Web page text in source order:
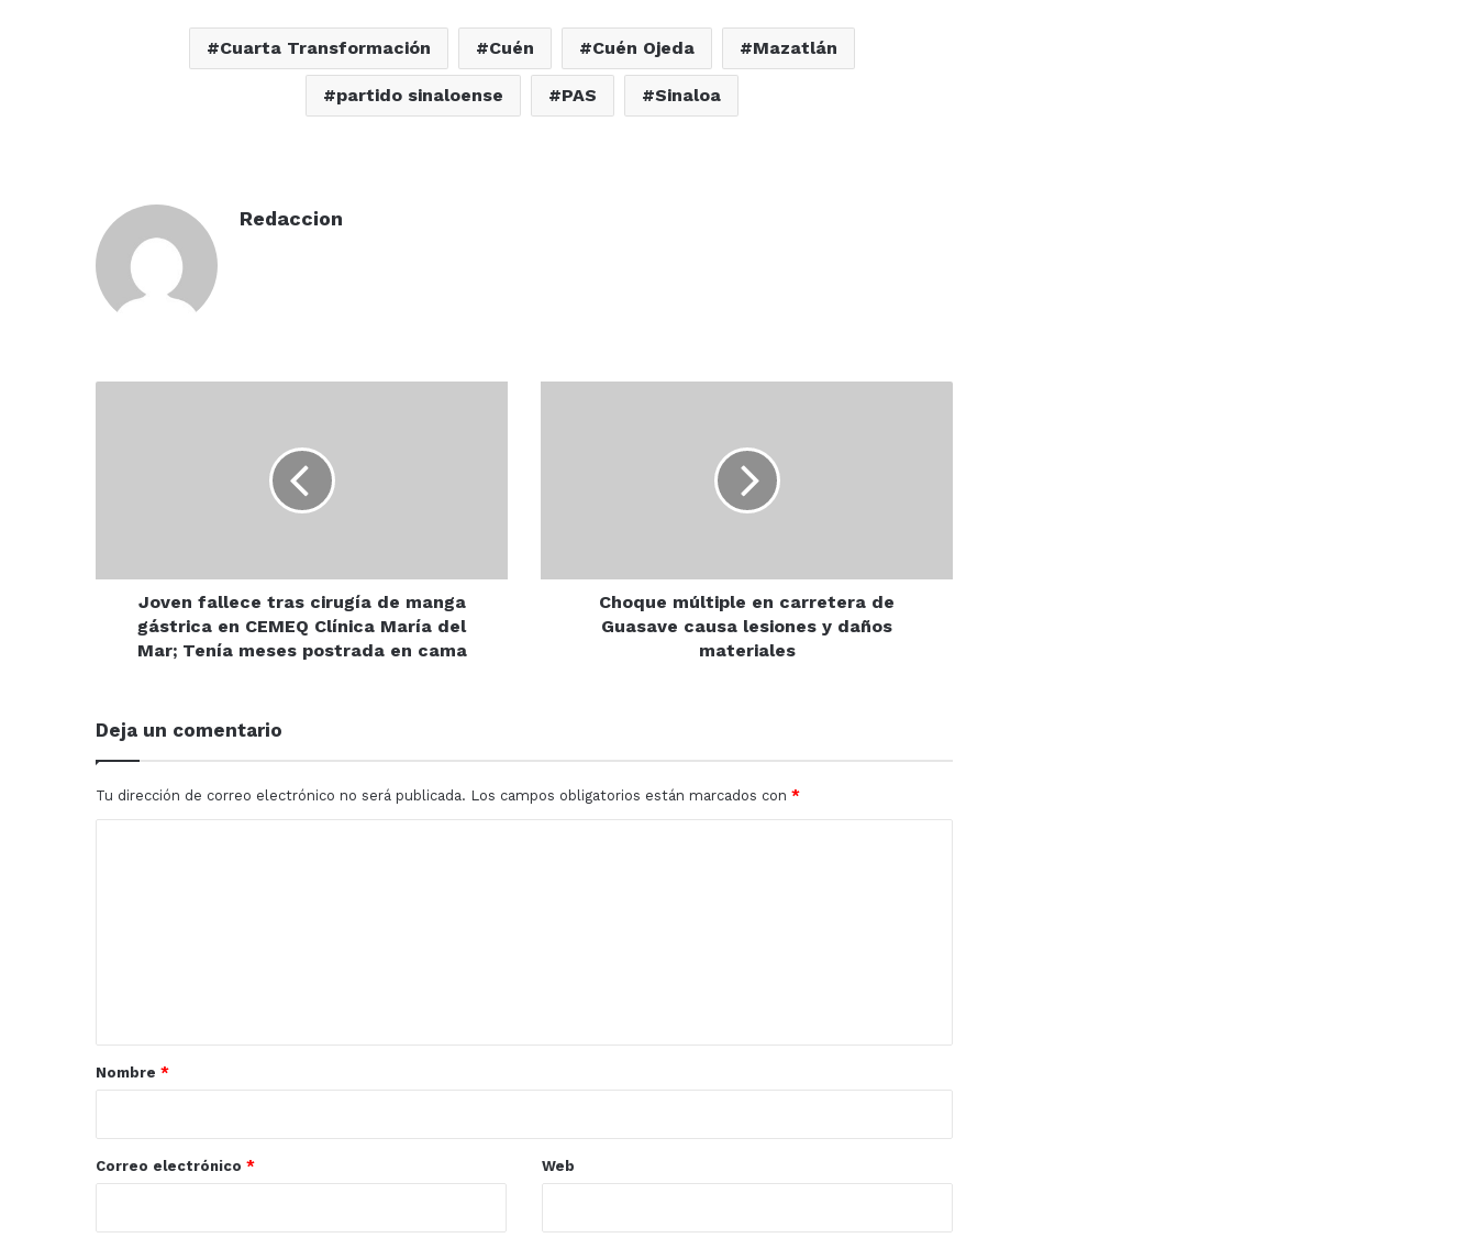
Cuarta Transformación Cuén Cuén Ojeda Mazatlán
partido sinaloense PAS Sinaloa
Redaccion
CEMEQ
postrada
en
Joven fallece tras cirugía de manga
gástrica en CEMEQ Clínica María del
Mar; Tenía meses postrada en cama
y
materiales
Choque múltiple en carretera de
Guasave causa lesiones y daños
materiales
Deja un comentario
Tu dirección de correo electrónico no será publicada. Los campos obligatorios están marcados con *
r
*
Nombre *
Correo electrónico * Web